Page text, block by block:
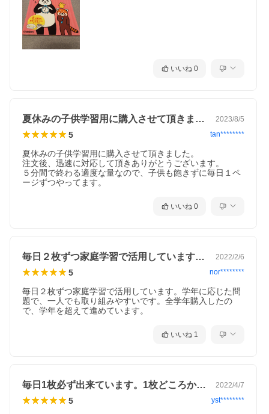
いいね 0
夏休みの子供学習用に購入させて頂きまし… 2023/8/5
5 tan********
夏休みの子供学習用に購入させて頂きました。
注文後、迅速に対応して頂きありがとうございます。
５分間で終わる適度な量なので、子供も飽きずに毎日１ペ
ージずつやってます。
いいね 0
毎日２枚ずつ家庭学習で活用しています。… 2022/2/6
5 nor********
毎日２枚ずつ家庭学習で活用しています。学年に応じた問
題で、一人でも取り組みやすいです。全学年購入したの
で、学年を超えて進めています。
いいね 1
毎日1枚必ず出来ています。1枚どころか… 2022/4/7
5 yst********